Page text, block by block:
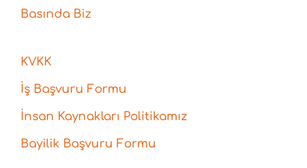
Basında Biz
KVKK
İş Başvuru Formu
İnsan Kaynakları Politikamız
Bayilik Başvuru Formu